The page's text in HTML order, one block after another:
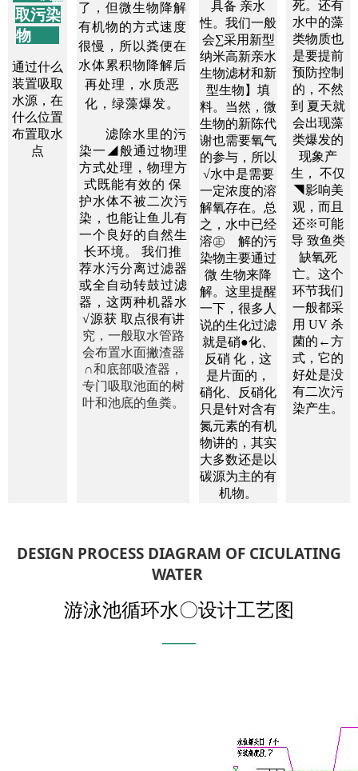
取污染
物
通过什么
装置吸取
水源，在
什么位置
布置取水
点
了，但微生物降解
有机物的方式速度
很慢，所以粪便在
水体累积物降解后
再处理，水质恶
化，绿藻爆发。
滤除水里的污
染一◢般通过物理
方式处理，物理方
式既能有效的 保
护水体不被二次污
染，也能让鱼儿有
一个良好的自然生
长环境。
我们推
荐水污分离过滤器
或全自动转鼓过滤
器，这两种机器水
√源获 取点很有讲
究，一般取水管路
会布置水面撇渣器
∩和底部吸渣器，
专门吸取池面的树
叶和池底的鱼粪。
具备 亲水
性。我们一般
会∑采用新型
纳米高新亲水
生物滤材和新
型生物】填
料。当然，微
生物的新陈代
谢也需要氧气
的参与，所以
√水中是需要
一定浓度的溶
解氧存在。总
之，水中已经
溶㊣ 解的污
染物主要通过
微 生物来降
解。这里提醒
一下，很多人
说的生化过滤
就是硝●化、
反硝 化，这
是片面的，
硝化、反硝化
只是针对含有
氮元素的有机
物讲的，其实
大多数还是以
碳源为主的有
机物。
死。还有
水中的藻
类物质也
是要提前
预防控制
的，不然
到 夏天就
会出现藻
类爆发的
现象产
生， 不仅
◥影响美
观，而且
还※可能
导 致鱼类
缺氧死
亡。这个
环节我们
一般都采
用 UV 杀
菌的←方
式，它的
好处是没
有二次污
染产生。
DESIGN PROCESS DIAGRAM OF CICULATING
WATER
游泳池循环水〇设计工艺图
———